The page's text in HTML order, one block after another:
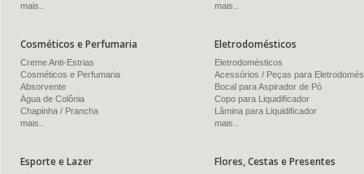
mais..
mais..
Cosméticos e Perfumaria
Creme Anti-Estrias
Cosméticos e Perfumaria
Absorvente
Água de Colônia
Chapinha / Prancha
mais..
Eletrodomésticos
Eletrodomésticos
Acessórios / Peças para
Bocal para Aspirador de Pó
Copo para Liquidificador
Lâmina para Liquidificador
mais..
Esporte e Lazer Flores, Cestas e Presentes